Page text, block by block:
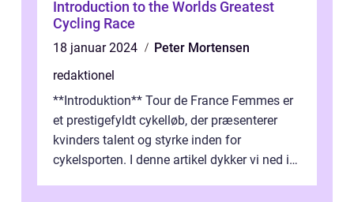
Introduction to the Worlds Greatest
Cycling Race
18 januar 2024
Peter Mortensen
redaktionel
**Introduktion** Tour de France Femmes er
et prestigefyldt cykelløb, der præsenterer
kvinders talent og styrke inden for
cykelsporten. I denne artikel dykker vi ned i